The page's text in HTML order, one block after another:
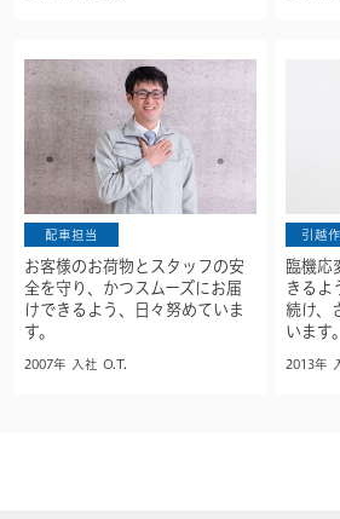
配車担当
お客様のお荷物とスタッフの安
全を守り、かつスムーズにお届
けできるよう、日々努めていま
す。
2007年 入社 O.T.
引越
臨機応
きるよ
続け、
います。
2013年